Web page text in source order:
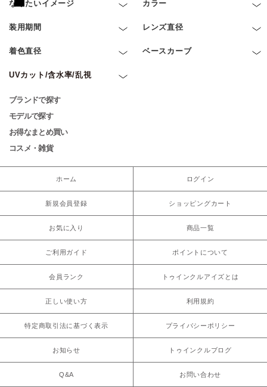
なりたいイメージ カラー
装用期間 レンズ直径
着色直径 ベースカーブ
UVカット/含水率/乱視
ブランドで探す
モデルで探す
お得なまとめ買い
コスメ・雑貨
ホーム ログイン
新規会員登録 ショッピングカート
お気に入り 商品一覧
ご利用ガイド ポイントについて
会員ランク トゥインクルアイズとは
正しい使い方 利用規約
特定商取引法に基づく表示 プライバシーポリシー
お知らせ トゥインクルブログ
Q&A お問い合わせ